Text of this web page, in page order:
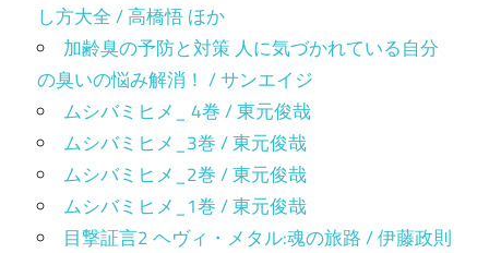
し方大全 / 高橋悟 ほか
加齢臭の予防と対策 人に気づかれている自分
の臭いの悩み解消！ / サンエイジ
ムシバミヒメ_ 4巻 / 東元俊哉
ムシバミヒメ_3巻 / 東元俊哉
ムシバミヒメ_2巻 / 東元俊哉
ムシバミヒメ_1巻 / 東元俊哉
目撃証言2 ヘヴィ・メタル:魂の旅路 / 伊藤政則